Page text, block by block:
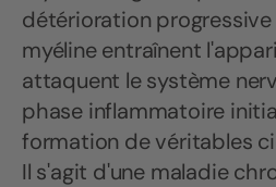
détérioration
myéline entraînent
attaquent le système
phase inflammatoire
formation de véritables
Il s'agit d'une maladie